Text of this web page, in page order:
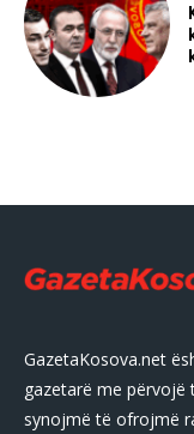
GazetaKosova.net
gazetarë me përvojë
synojmë të ofrojmë